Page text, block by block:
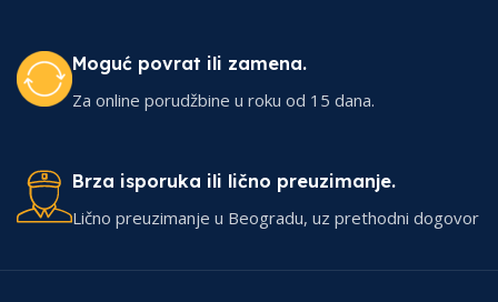
Moguć povrat ili zamena.
Za online porudžbine u roku od 15 dana.
Brza isporuka ili lično preuzimanje.
Lično preuzimanje u Beogradu, uz prethodni dogovor